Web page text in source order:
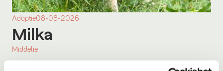
Adoptie08-08-2026
Milka
Middelie